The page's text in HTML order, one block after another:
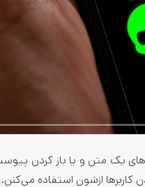
یک متن و یا باز کردن
کاربرها ازشون استفاده می‌کنن.